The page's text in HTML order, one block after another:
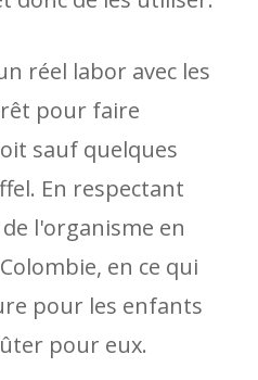
réel labor avec les
pour faire
sauf quelques
En respectant
l'organisme en
en ce qui
pour les enfants
pour eux.